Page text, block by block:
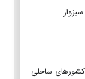
کشورهای ساحلی